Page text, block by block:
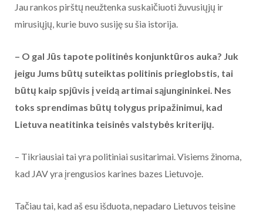
Jau rankos pirštų neužtenka suskaičiuoti žuvusiųjų ir
mirusiųjų, kurie buvo susiję su šia istorija.
– O gal Jūs tapote politinės konjunktūros auka? Juk
jeigu Jums būtų suteiktas politinis prieglobstis, tai
būtų kaip spjūvis į veidą artimai sąjungininkei. Nes
toks sprendimas būtų tolygus pripažinimui, kad
Lietuva neatitinka teisinės valstybės kriterijų.
– Tikriausiai tai yra politiniai susitarimai. Visiems žinoma,
kad JAV yra įrengusios karines bazes Lietuvoje.
Tačiau tai, kad aš esu išduota, nepadaro Lietuvos teisine